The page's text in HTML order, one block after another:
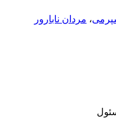
، مردان نابارور